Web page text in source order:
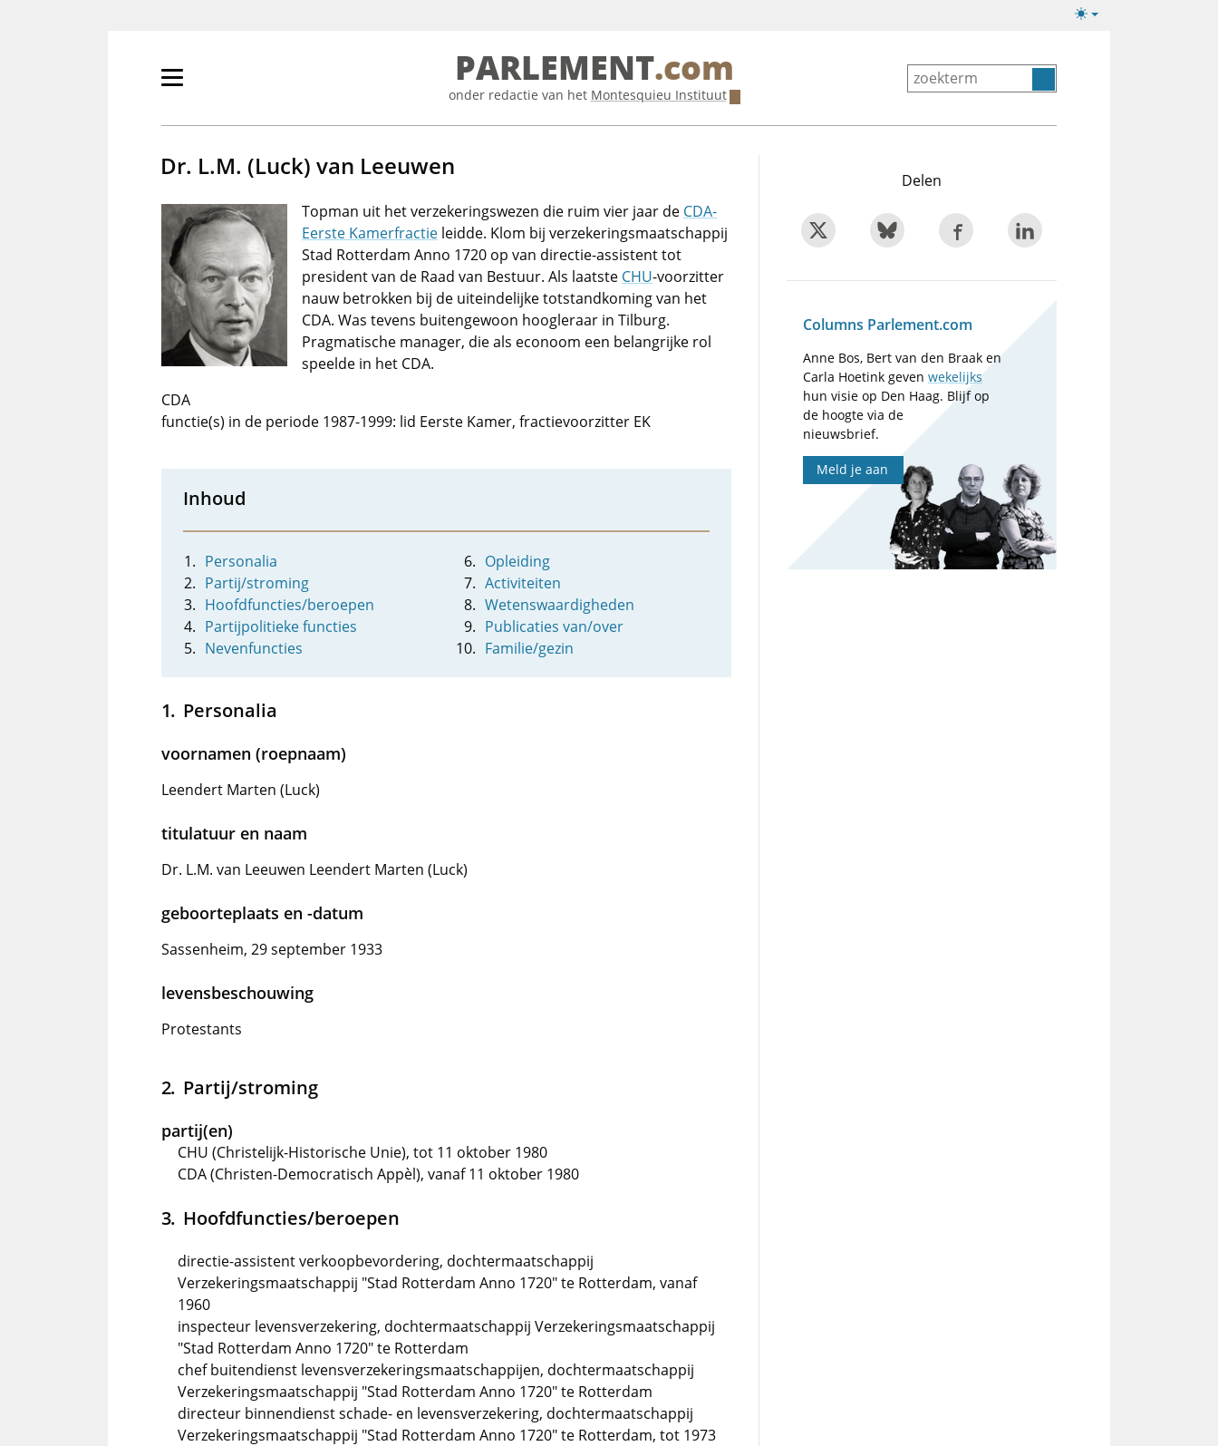
Lichte/donkere
Primair
tonen/verbergen
PARLEMENT.com
onder redactie van het Montesquieu Instituut
Dr. L.M. (Luck) van Leeuwen
Topman uit het verzekeringswezen die ruim vier jaar de CDA-
Eerste Kamerfractie leidde. Klom bij verzekeringsmaatschappij
Stad Rotterdam Anno 1720 op van directie-assistent tot
president van de Raad van Bestuur. Als laatste CHU-voorzitter
nauw betrokken bij de uiteindelijke totstandkoming van het
CDA. Was tevens buitengewoon hoogleraar in Tilburg.
Pragmatische manager, die als econoom een belangrijke rol
speelde in het CDA.
CDA
functie(s) in de periode 1987-1999: lid Eerste Kamer, fractievoorzitter EK
Inhoud
Personalia
Partij/stroming
Hoofdfuncties/beroepen
Partijpolitieke functies
Nevenfuncties
Opleiding
Activiteiten
Wetenswaardigheden
Publicaties van/over
Familie/gezin
Personalia
voornamen (roepnaam)
Leendert Marten (Luck)
titulatuur en naam
Dr. L.M. van Leeuwen Leendert Marten (Luck)
geboorteplaats en -datum
Sassenheim, 29 september 1933
levensbeschouwing
Protestants
Partij/stroming
partij(en)
CHU (Christelijk-Historische Unie), tot 11 oktober 1980
CDA (Christen-Democratisch Appèl), vanaf 11 oktober 1980
Hoofdfuncties/beroepen
directie-assistent verkoopbevordering, dochtermaatschappij
Verzekeringsmaatschappij "Stad Rotterdam Anno 1720" te Rotterdam, vanaf
1960
inspecteur levensverzekering, dochtermaatschappij Verzekeringsmaatschappij
"Stad Rotterdam Anno 1720" te Rotterdam
chef buitendienst levensverzekeringsmaatschappijen, dochtermaatschappij
Verzekeringsmaatschappij "Stad Rotterdam Anno 1720" te Rotterdam
directeur binnendienst schade- en levensverzekering, dochtermaatschappij
Verzekeringsmaatschappij "Stad Rotterdam Anno 1720" te Rotterdam, tot 1973
Delen
Columns Parlement.com
Anne Bos, Bert van den Braak en
Carla Hoetink gevenwekelijks
hun visie op Den Haag. Blijf op
de hoogte via de
nieuwsbrief.
Meld je aan